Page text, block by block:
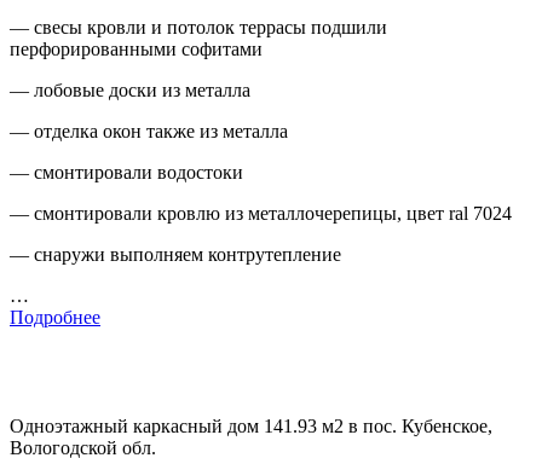
— свесы кровли и потолок террасы подшили
перфорированными софитами
— лобовые доски из металла
— отделка окон также из металла
— смонтировали водостоки
— смонтировали кровлю из металлочерепицы, цвет ral 7024
— снаружи выполняем контрутепление
…
Подробнее
Одноэтажный каркасный дом 141.93 м2 в пос. Кубенское,
Вологодской обл.